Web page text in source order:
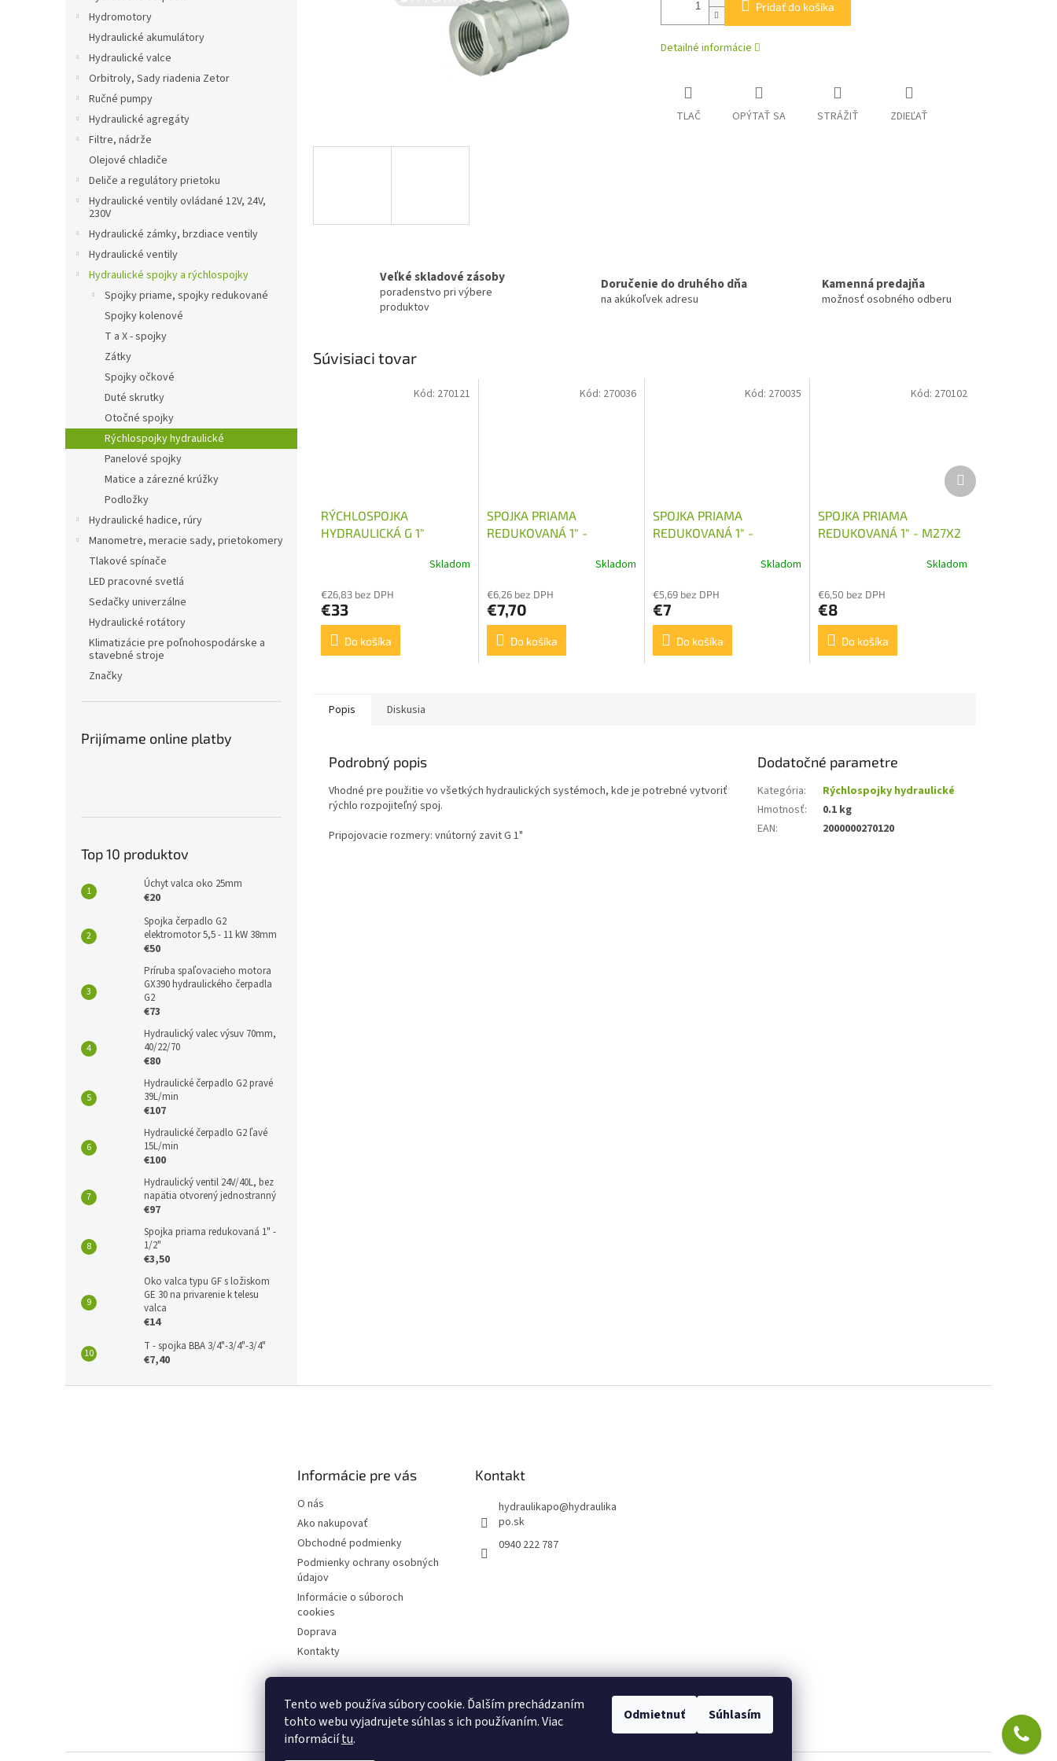
Tento web používa súbory cookie. Ďalším prechádzaním
tohto webu vyjadrujete súhlas s ich používaním. Viac
informáciítu.
Odmietnuť Súhlasím
Hydromotory
Hydraulické akumulátory
Hydraulické valce
Orbitroly, Sady riadenia Zetor
Ručné pumpy
Hydraulické agregáty
Filtre, nádrže
Olejové chladiče
Deliče a regulátory prietoku
Hydraulické ventily ovládané 12V, 24V,
230V
Hydraulické zámky, brzdiace ventily
Hydraulické ventily
Hydraulické spojky a rýchlospojky
Spojky priame, spojky redukované
Spojky kolenové
T a X - spojky
Zátky
Spojky očkové
Duté skrutky
Otočné spojky
Rýchlospojky hydraulické
Panelové spojky
Matice a zárezné krúžky
Podložky
Hydraulické hadice, rúry
Manometre, meracie sady, prietokomery
Tlakové spínače
LED pracovné svetlá
Sedačky univerzálne
Hydraulické rotátory
Klimatizácie pre poľnohospodárske a
stavebné stroje
Značky
Prijímame online platby
Top 10 produktov
Úchyt valca oko 25mm
€20
Spojka čerpadlo G2
elektromotor 5,5 - 11 kW 38mm
€50
Príruba spaľovacieho motora
GX390 hydraulického čerpadla
G2
€73
Hydraulický valec výsuv 70mm,
40/22/70
€80
Hydraulické čerpadlo G2 pravé
39L/min
€107
Hydraulické čerpadlo G2 ľavé
15L/min
€100
Hydraulický ventil 24V/40L, bez
napätia otvorený jednostranný
€97
Spojka priama redukovaná 1" -
1/2"
€3,50
Oko valca typu GF s ložiskom
GE 30 na privarenie k telesu
valca
€14
T - spojka BBA 3/4"-3/4"-3/4"
€7,40
Pridať do košíka
Detailné informácie
TLAČ OPÝTAŤ SA STRÁŽIŤ ZDIEĽAŤ
Veľké skladové zásoby
poradenstvo pri výbere
produktov
Doručenie do druhého dňa
na akúkoľvek adresu
Kamenná predajňa
možnosť osobného odberu
Súvisiaci tovar
RÝCHLOSPOJKA
HYDRAULICKÁ G 1"
Skladom
€26,83 bez DPH
€33
Do košíka
Kód: 270121
SPOJKA PRIAMA
REDUKOVANÁ 1" -
Skladom
€6,26 bez DPH
€7,70
Do košíka
Kód: 270036
SPOJKA PRIAMA
REDUKOVANÁ 1" -
Skladom
€5,69 bez DPH
€7
Do košíka
Kód: 270035
SPOJKA PRIAMA
REDUKOVANÁ 1" - M27X2
Skladom
€6,50 bez DPH
€8
Do košíka
Kód: 270102
Ďalší
produkt
Popis Diskusia
Podrobný popis
Vhodné pre použitie vo všetkých hydraulických systémoch, kde je potrebné vytvoriť
rýchlo rozpojiteľný spoj.
Pripojovacie rozmery: vnútorný zavit G 1"
Dodatočné parametre
Kategória:
Rýchlospojky hydraulické
Hmotnosť:
0.1 kg
EAN: 2000000270120
Informácie pre vás
O nás
Ako nakupovať
Obchodné podmienky
Podmienky ochrany osobných
údajov
Informácie o súboroch
cookies
Doprava
Kontakty
Kontakt
hydraulikapo@hydraulika
po.sk
0940 222 787